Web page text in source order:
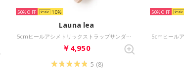
50% 10
Launa lea
5cmヒールアシメトリックストラップサンダル(0602) （LピンクS）
￥4,950
5 (8)
50%